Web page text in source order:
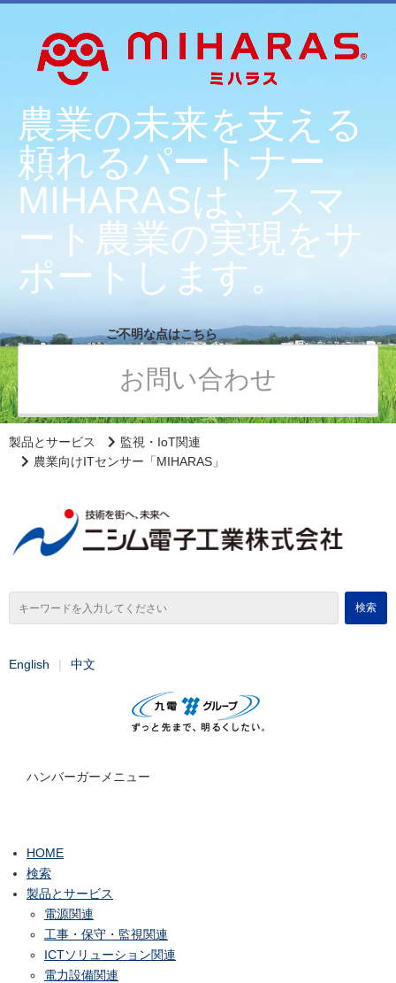
農業の未来を支える
頼れるパートナー
MIHARASは、スマ
ート農業の実現をサ
ポートします。
ご不明な点はこちら
お問い合わせ
製品とサービス
監視・IoT関連
農業向けITセンサー「MIHARAS」
English 中文
ハンバーガーメニュー
HOME
検索
製品とサービス
電源関連
工事・保守・監視関連
ICTソリューション関連
電力設備関連